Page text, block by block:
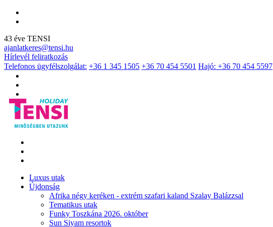
43 éve TENSI
ajanlatkeres@tensi.hu
Hírlevél feliratkozás
Telefonos ügyfélszolgálat: +36 1 345 1505 +36 70 454 5501 Hajó: +36 70 454 5597
Luxus utak
Újdonság
Afrika négy keréken - extrém szafari kaland Szalay Balázzsal
Tematikus utak
Funky Toszkána 2026. október
Sun Siyam resortok